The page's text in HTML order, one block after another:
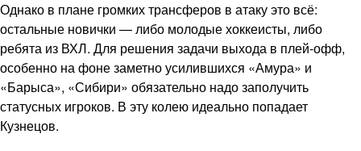
Однако в плане громких трансферов в атаку это всё:
остальные новички — либо молодые хоккеисты, либо
ребята из ВХЛ. Для решения задачи выхода в плей-офф,
особенно на фоне заметно усилившихся «Амура» и
«Барыса», «Сибири» обязательно надо заполучить
статусных игроков. В эту колею идеально попадает
Кузнецов.